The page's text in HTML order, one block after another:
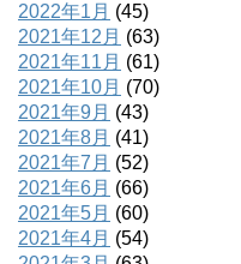
2022年1月 (45)
2021年12月 (63)
2021年11月 (61)
2021年10月 (70)
2021年9月 (43)
2021年8月 (41)
2021年7月 (52)
2021年6月 (66)
2021年5月 (60)
2021年4月 (54)